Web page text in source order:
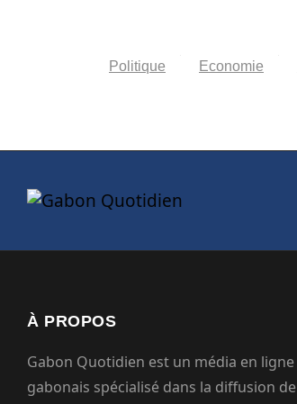
Politique Economie
À PROPOS
Gabon Quotidien est un média en ligne
gabonais spécialisé dans la diffusion de